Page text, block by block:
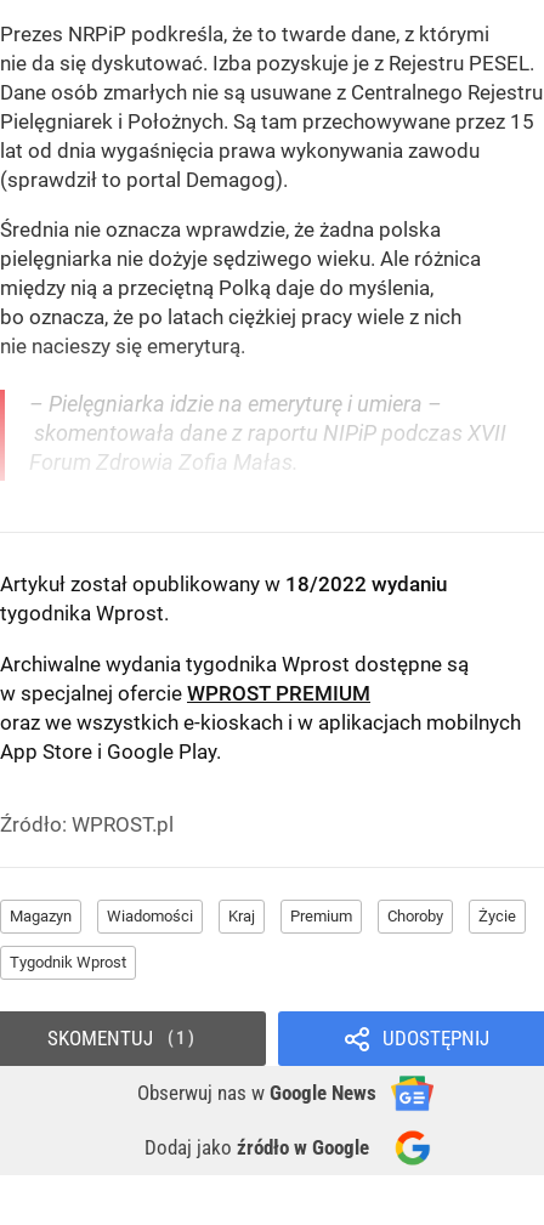
Prezes NRPiP podkreśla, że to twarde dane, z którymi
nie da się dyskutować. Izba pozyskuje je z Rejestru PESEL.
Dane osób zmarłych nie są usuwane z Centralnego Rejestru
Pielęgniarek i Położnych. Są tam przechowywane przez 15
lat od dnia wygaśnięcia prawa wykonywania zawodu
(sprawdził to portal Demagog).
Średnia nie oznacza wprawdzie, że żadna polska
pielęgniarka nie dożyje sędziwego wieku. Ale różnica
między nią a przeciętną Polką daje do myślenia,
bo oznacza, że po latach ciężkiej pracy wiele z nich
nie nacieszy się emeryturą.
– Pielęgniarka idzie na emeryturę i umiera –
skomentowała dane z raportu NIPiP podczas XVII
Forum Zdrowia Zofia Małas.
Artykuł został opublikowany w 18/2022 wydaniu
tygodnika Wprost.
Archiwalne wydania tygodnika Wprost dostępne są
w specjalnej ofercie WPROST PREMIUM
oraz we wszystkich e-kioskach i w aplikacjach mobilnych
App Store i Google Play.
Źródło: WPROST.pl
Magazyn Wiadomości Kraj Premium Choroby Życie
Tygodnik Wprost
UDOSTĘPNIJ
Obserwuj nas w Google News
Dodaj jako źródło w Google
SKOMENTUJ 1